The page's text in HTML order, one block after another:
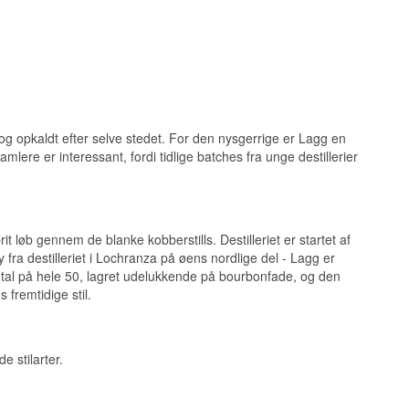
oplag,
efter
46%
Malt Whisky
opkaldt efter selve stedet. For den nysgerrige er Lagg en
er interessant, fordi tidlige batches fra unge destillerier
løb gennem de blanke kobberstills. Destilleriet er startet af
destilleriet i Lochranza på øens nordlige del - Lagg er
på hele 50, lagret udelukkende på bourbonfade, og den
fremtidige stil.
stilarter.